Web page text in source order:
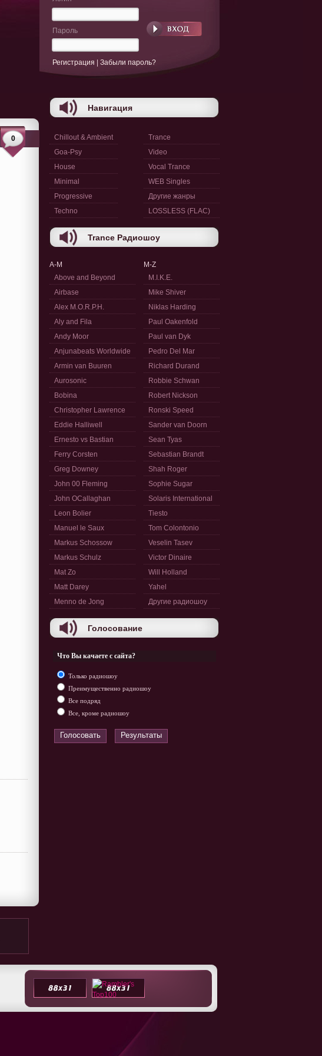
0
Пароль
Регистрация Забыли пароль?
Навигация
Chillout & Ambient
Goa-Psy
House
Minimal
Progressive
Techno
Trance
Video
Vocal Trance
WEB Singles
Другие жанры
LOSSLESS (FLAC)
Trance Радиошоу
A-M
Above and Beyond
Airbase
Alex M.O.R.P.H.
Aly and Fila
Andy Moor
Anjunabeats Worldwide
Armin van Buuren
Aurosonic
Bobina
Christopher Lawrence
Eddie Halliwell
Ernesto vs Bastian
Ferry Corsten
Greg Downey
John 00 Fleming
John OCallaghan
Leon Bolier
Manuel le Saux
Markus Schossow
Markus Schulz
Mat Zo
Matt Darey
Menno de Jong
M-Z
M.I.K.E.
Mike Shiver
Niklas Harding
Paul Oakenfold
Paul van Dyk
Pedro Del Mar
Richard Durand
Robbie Schwan
Robert Nickson
Ronski Speed
Sander van Doorn
Sean Tyas
Sebastian Brandt
Shah Roger
Sophie Sugar
Solaris International
Tiesto
Tom Colontonio
Veselin Tasev
Victor Dinaire
Will Holland
Yahel
Другие радиошоу
Голосование
Что Вы качаете с сайта?
Только радиошоу
Преимущественно радиошоу
Все подряд
Все, кроме радиошоу
Голосовать Результаты